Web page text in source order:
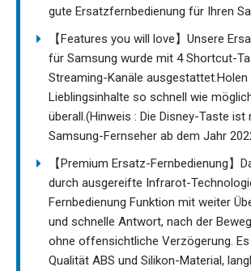
gute Ersatzfernbedienung für Ihren
【Features you will love】Unsere
für Samsung wurde mit 4 Shortcut-
Streaming-Kanäle ausgestattet.Holen
Lieblingsinhalte so schnell wie
überall.(Hinweis : Die Disney-Taste ist
Samsung-Fernseher ab dem Jahr
【Premium Ersatz-Fernbedienung】
durch ausgereifte Infrarot-
Fernbedienung Funktion mit weiter
und schnelle Antwort, nach der
ohne offensichtliche Verzögerung.
Qualität ABS und Silikon-Material,